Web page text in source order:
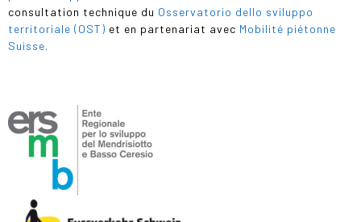
consultation technique du Osservatorio dello sviluppo
territoriale (OST) et en partenariat avec Mobilité piétonne
Suisse.